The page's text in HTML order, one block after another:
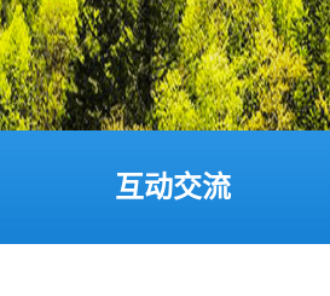
互动交流